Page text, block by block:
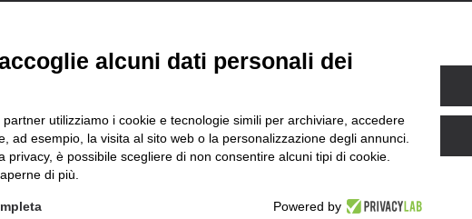
in Lombardia Finanziato dal Programma regionale a valere sul Fondo
QUALITÀ DIRITTO DI RECESSO CONDIZIONI FIDELITY
alcuni dati personali dei
utilizziamo i cookie e tecnologie simili per archiviare, accedere
ad esempio, la visita al sito web o la personalizzazione degli annunci.
privacy, è possibile scegliere di non consentire alcuni tipi di cookie.
di più.
Powered by